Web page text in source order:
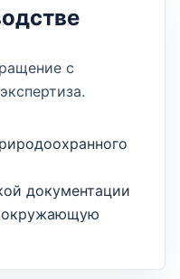
с
документации
окружающую